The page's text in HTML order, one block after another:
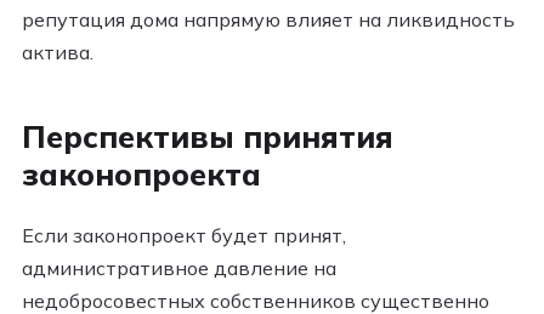
репутация дома напрямую влияет на ликвидность
актива.
Перспективы принятия
законопроекта
Если законопроект будет принят,
административное давление на
недобросовестных собственников существенно